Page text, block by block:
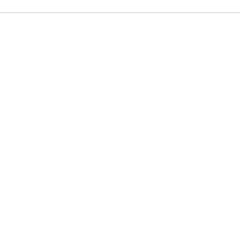
bank account number than